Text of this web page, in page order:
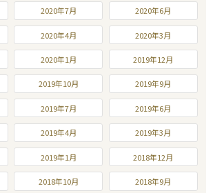
2020年7月 2020年6月
2020年4月 2020年3月
2020年1月 2019年12月
2019年10月 2019年9月
2019年7月 2019年6月
2019年4月 2019年3月
2019年1月 2018年12月
2018年10月 2018年9月